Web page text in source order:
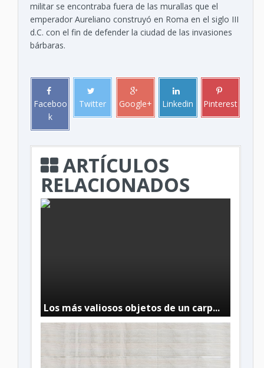
militar se encontraba fuera de las murallas que el
emperador Aureliano construyó en Roma en el siglo III
d.C. con el fin de defender la ciudad de las invasiones
bárbaras.
Faceboo
k
Twitter Google+ Linkedin Pinterest
ARTÍCULOS
RELACIONADOS
Los más valiosos objetos de un carp...